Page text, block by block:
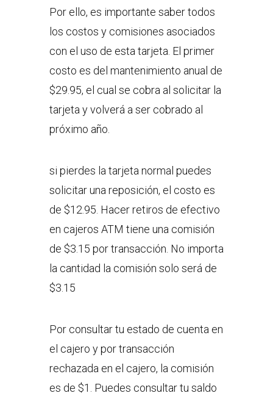
Por ello, es importante saber todos
los costos y comisiones asociados
con el uso de esta tarjeta. El primer
costo es del mantenimiento anual de
$29.95, el cual se cobra al solicitar la
tarjeta y volverá a ser cobrado al
próximo año.
si pierdes la tarjeta normal puedes
solicitar una reposición, el costo es
de $12.95. Hacer retiros de efectivo
en cajeros ATM tiene una comisión
de $3.15 por transacción. No importa
la cantidad la comisión solo será de
$3.15
Por consultar tu estado de cuenta en
el cajero y por transacción
rechazada en el cajero, la comisión
es de $1. Puedes consultar tu saldo